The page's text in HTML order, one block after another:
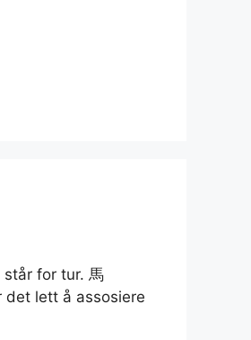
for tur. 馬
det lett å assosiere